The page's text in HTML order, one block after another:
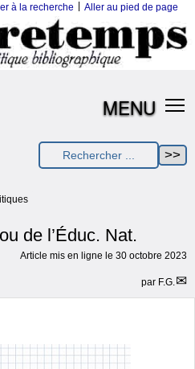
à la recherche Aller au pied de page
MENU
de l’Éduc. Nat.
Article mis en ligne le 30 octobre 2023
par F.G.